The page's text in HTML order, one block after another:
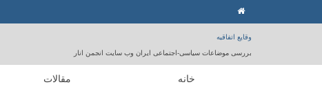
وقایع اتفاقیه
بررسی موضاعات سیاسی-اجتماعی ایران وب سایت انجمن انار
خانه مقالات